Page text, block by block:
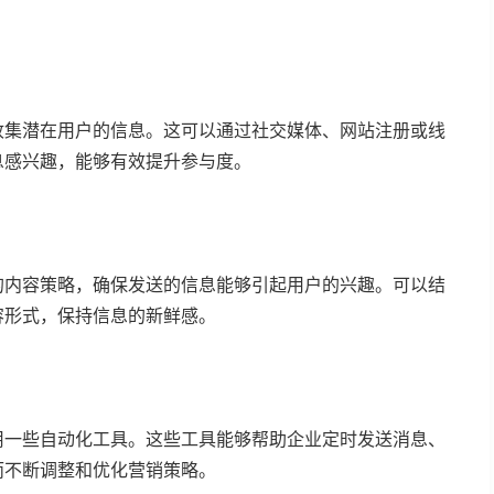
潜在用户的信息。这可以通过社交媒体、网站注册或线
兴趣，能够有效提升参与度。
容策略，确保发送的信息能够引起用户的兴趣。可以结
式，保持信息的新鲜感。
些自动化工具。这些工具能够帮助企业定时发送消息、
断调整和优化营销策略。